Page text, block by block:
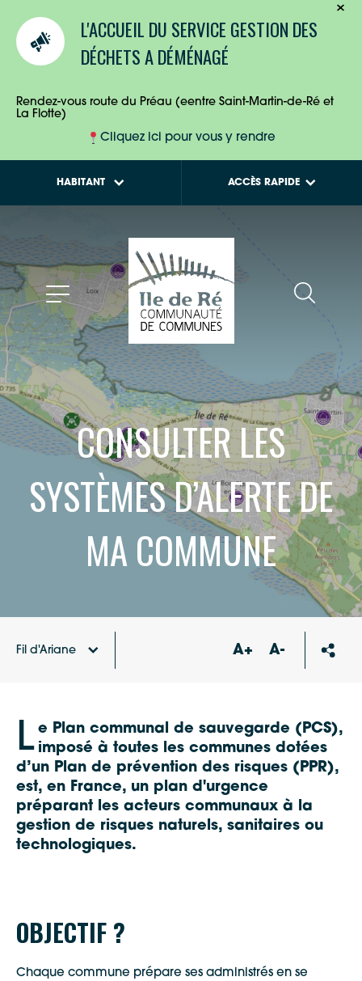
L'ACCUEIL DU SERVICE GESTION DES
DÉCHETS A DÉMÉNAGÉ
Rendez-vous route du Préau (eentre Saint-Martin-de-Ré et
La Flotte)
Cliquez ici pour vous y rendre
HABITANT
ENTREPRISES
CONSULTER LES
SYSTÈMES D’ALERTE DE
MA COMMUNE
collecte des déchets
ACCÈS RAPIDE
Fil d'Ariane A+ A-
L e Plan communal de sauvegarde (PCS),
imposé à toutes les communes dotées
d’un Plan de prévention des risques (PPR),
est, en France, un plan d'urgence
préparant les acteurs communaux à la
gestion de risques naturels, sanitaires ou
technologiques.
OBJECTIF ?
Chaque commune prépare ses administrés en se